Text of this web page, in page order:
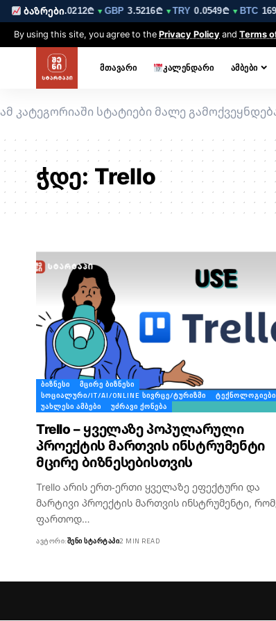
ბაზრები
▼EUR3.0212₾▼GBP3.5216₾▼TRY0.0549₾▼BTC
By using this site, you agree to thePrivacy Policyand Terms
ᲛᲗᲐᲕᲐᲠᲘ ᲙᲐᲚᲔᲜᲓᲐᲠᲘ ᲐᲛᲑᲔᲑᲘ
ამ კატეგორიაში სტატიები მალე
ჭდე: Trello
ᲑᲘᲖᲜᲔᲡᲘ
ᲛᲪᲘᲠᲔ ᲑᲘᲖᲜᲔᲡᲘ
ᲡᲝᲪᲘᲐᲚᲣᲠᲘ/IT/AI/ONLINE ᲡᲘᲕᲠᲪᲔ/ᲢᲣᲠᲘᲖᲛᲘ
ᲢᲔᲥᲜᲝᲚᲝᲒᲘᲔᲑᲘ
ᲣᲐᲮᲚᲔᲡᲘ ᲐᲛᲑᲔᲑᲘ
ᲣᲫᲠᲐᲕᲘ ᲥᲝᲜᲔᲑᲐ
Trello – ყველაზე პოპულარული
პროექტის მართვის ინსტრუმენტი
მცირე ბიზნესებისთვის
Trello არის ერთ-ერთი ყველაზე ეფექტური და
მარტივი პროექტის მართვის ინსტრუმენტი,
ფართოდ…
ᲐᲕᲢᲝᲠᲘ:ᲨᲔᲜᲘ ᲡᲢᲐᲠᲢᲐᲞᲘ2 MIN READ